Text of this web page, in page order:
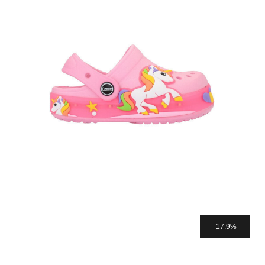
17.9%